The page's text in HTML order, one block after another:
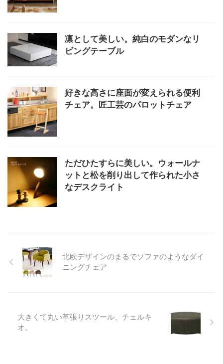
凛として美しい。純白のモダンなリ
ビングテーブル
好きな高さに座面が変えられる便利
チェア。匠工芸のパロットチェア
ただひたすらに美しい。ウォールナ
ットと松を削り出して作られた小さ
なデスクライト
北欧デザインのまるでソファのようなダイ
ニングチェア
大きくて丸い革張りスツール、チェルキ
オ。